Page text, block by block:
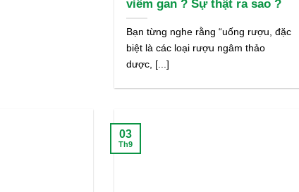
viêm gan ? Sự thật ra sao ?
Bạn từng nghe rằng “uống rượu, đặc
biệt là các loại rượu ngâm thảo
dược, [...]
03
Th9